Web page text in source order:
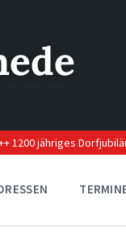
1200 jähriges